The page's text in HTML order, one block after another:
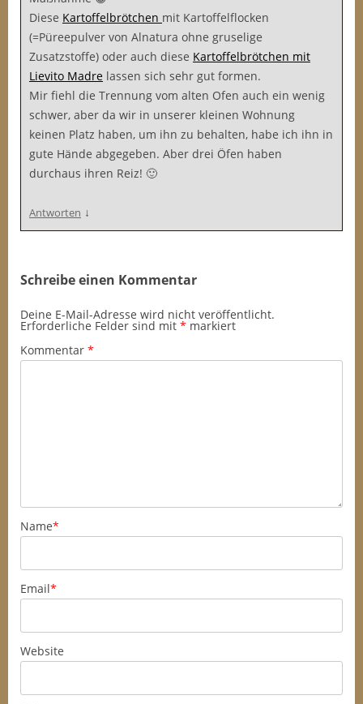
Diese Kartoffelbrötchen mit Kartoffelflocken
(=Püreepulver von Alnatura ohne gruselige
Zusatzstoffe) oder auch diese Kartoffelbrötchen mit
Lievito Madre lassen sich sehr gut formen.
Mir fiehl die Trennung vom alten Ofen auch ein wenig
schwer, aber da wir in unserer kleinen Wohnung
keinen Platz haben, um ihn zu behalten, habe ich ihn in
gute Hände abgegeben. Aber drei Öfen haben
durchaus ihren Reiz! 🙂
Antworten ↓
Schreibe einen Kommentar
Deine E-Mail-Adresse wird nicht veröffentlicht.
Erforderliche Felder sind mit * markiert
Kommentar *
Name*
Email*
Website